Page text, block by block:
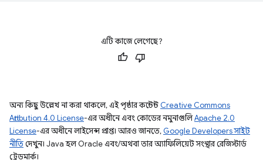
এটি কাজে লেগেছে?
অন্য কিছু উল্লেখ না করা থাকলে, এই পৃষ্ঠার কন্টেন্ট Creative Commons
Attribution 4.0 License-এর অধীনে এবং কোডের নমুনাগুলিApache 2.0
License-এর অধীনে লাইসেন্স প্রাপ্ত। আরও জানতে, Google Developers সাইট
নীতিদেখুন। Java হল Oracle এবং/অথবা তার অ্যাফিলিয়েট সংস্থার রেজিস্টার্ড
ট্রেডমার্ক।